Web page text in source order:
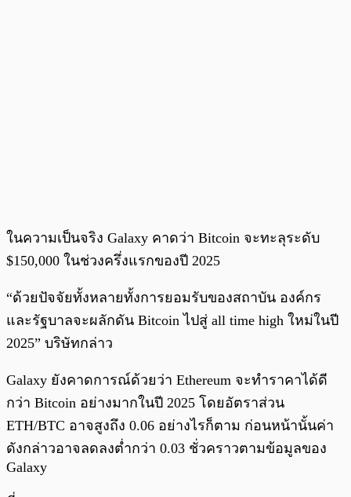
ในความเป็นจริง Galaxy คาดว่า Bitcoin จะทะลุระดับ
$150,000 ในช่วงครึ่งแรกของปี 2025
“ด้วยปัจจัยทั้งหลายทั้งการยอมรับของสถาบัน องค์กร
และรัฐบาลจะผลักดัน Bitcoin ไปสู่ all time high ใหม่ในปี
2025” บริษัทกล่าว
Galaxy ยังคาดการณ์ด้วยว่า Ethereum จะทำราคาได้ดี
กว่า Bitcoin อย่างมากในปี 2025 โดยอัตราส่วน
ETH/BTC อาจสูงถึง 0.06 อย่างไรก็ตาม ก่อนหน้านั้นค่า
ดังกล่าวอาจลดลงต่ำกว่า 0.03 ชั่วคราวตามข้อมูลของ
Galaxy